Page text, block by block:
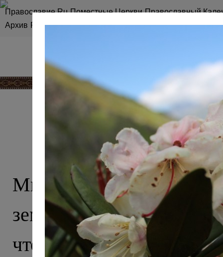
Православие.Ru Поместные Церкви Православный
Архив RSS Карта сайта
КАВКАЗ, О
Мы привыкли
землей ислама, однако
что тысячу лет назад